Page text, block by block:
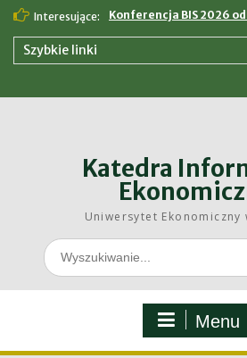
Skip
content
Interesujące: Konferencja BIS 2026
Szybkie linki
Katedra
Uniwersytet Ekonomiczny
Search
for:
Menu